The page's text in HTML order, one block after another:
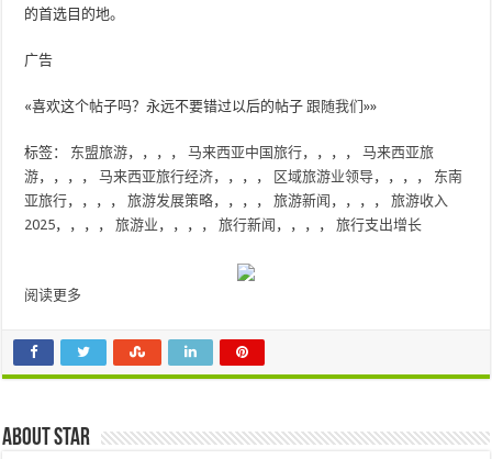
的首选目的地。
广告
«喜欢这个帖子吗？永远不要错过以后的帖子 跟随我们»»
标签： 东盟旅游，，，，马来西亚中国旅行，，，，马来西亚旅
游，，，，马来西亚旅行经济，，，， 区域旅游业领导，，，， 东南
亚旅行，，，，旅游发展策略，，，，旅游新闻 ，，，，旅游收入
2025，，，，旅游业 ，，，，旅行新闻 ，，，，旅行支出增长
阅读更多
About star